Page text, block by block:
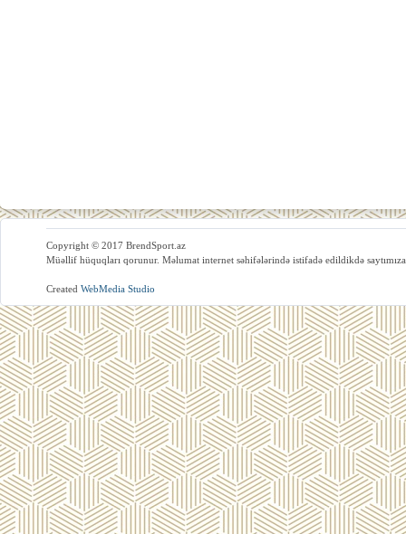
Copyright © 2017 BrendSport.az
Müəllif hüquqları qorunur. Məlumat internet səhifələrində istifadə edildikdə
Created WebMedia Studio